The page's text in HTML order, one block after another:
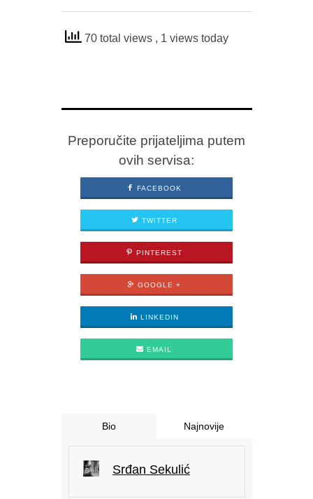
70 total views , 1 views today
Preporučite prijateljima putem
ovih servisa:
FACEBOOK
TWITTER
PINTEREST
GOOGLE +
LINKEDIN
EMAIL
Bio Najnovije
Srđan Sekulić